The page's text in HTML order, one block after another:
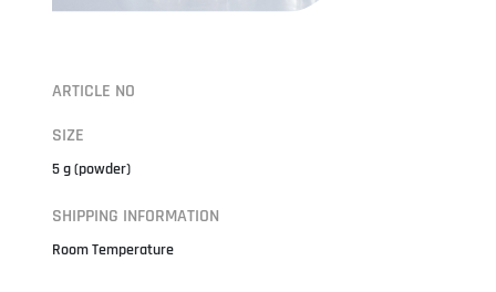
ARTICLE NO
SIZE
5 g (powder)
SHIPPING INFORMATION
Room Temperature